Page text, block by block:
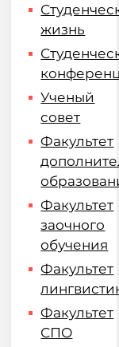
жизнь
Ученый
совет
Факультет
Факультет
заочного
обучения
Факультет
Факультет
СПО